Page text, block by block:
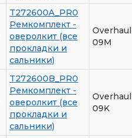
T272600A_PR0
Ремкомплект -
оверолкит (все
прокладки и
сальники)
09M
T272600B_PR0
Ремкомплект -
оверолкит (все
прокладки и
сальники)
09K